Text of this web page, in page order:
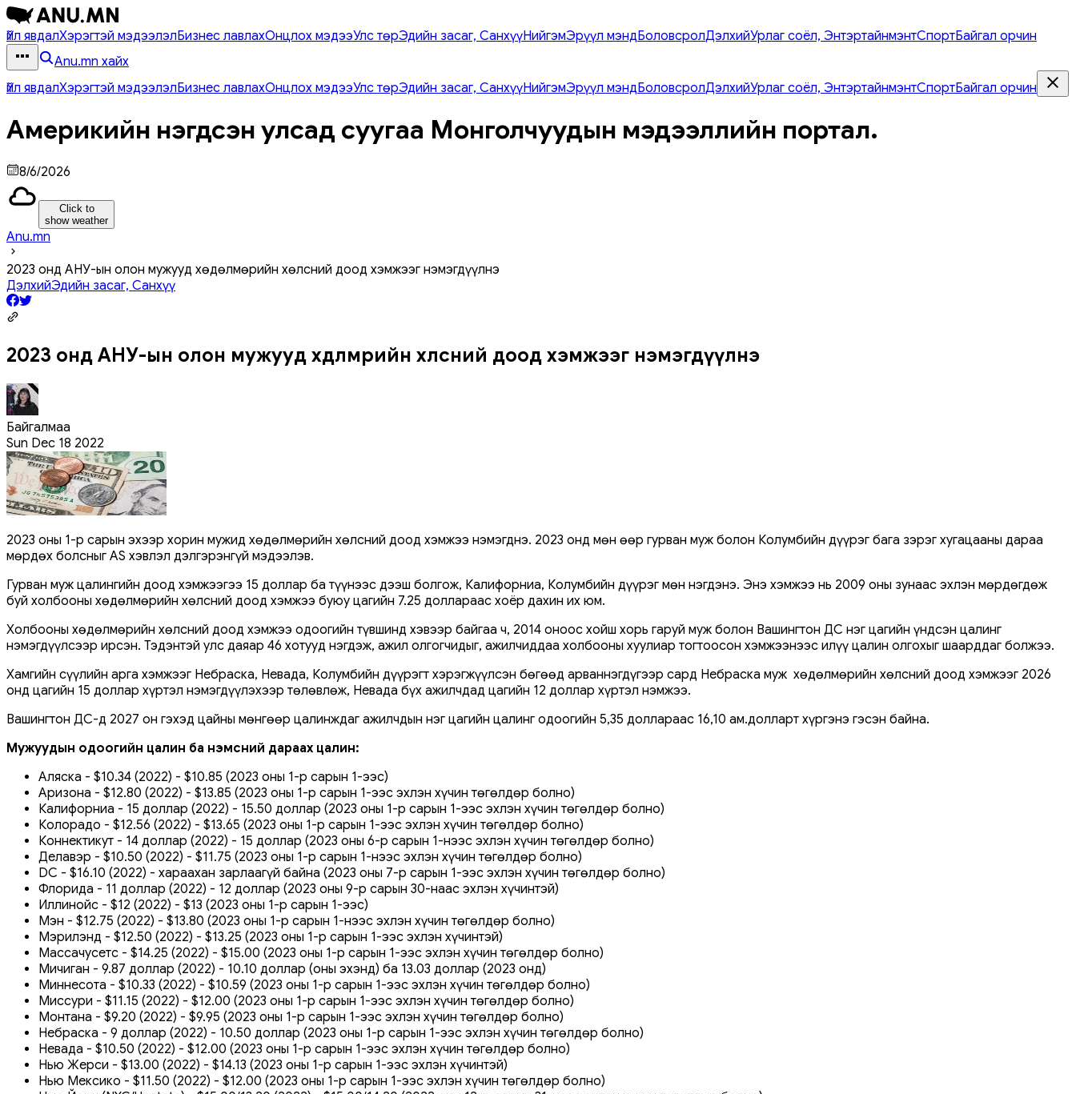
Үйл явдалХэрэгтэй мэдээлэлБизнес лавлахОнцлох мэдээУлс төрЭдийн засаг, СанхүүНийгэмЭрүүл мэндБоловсролДэлхийУрлаг соёл, ЭнтэртайнмэнтСпортБайгал орчин
Anu.mn хайх
Үйл явдалХэрэгтэй мэдээлэлБизнес лавлахОнцлох мэдээУлс төрЭдийн засаг, СанхүүНийгэмЭрүүл мэндБоловсролДэлхийУрлаг соёл, ЭнтэртайнмэнтСпортБайгал орчин
Америкийн нэгдсэн улсад суугаа Монголчуудын мэдээллийн портал.
8/6/2026
Click to
show weather
Anu.mn
2023 онд АНУ-ын олон мужууд хөдөлмөрийн хөлсний доод хэмжээг нэмэгдүүлнэ
ДэлхийЭдийн засаг, Санхүү
2023 онд АНУ-ын олон мужууд хөдөлмөрийн хөлсний доод хэмжээг нэмэгдүүлнэ
Байгалмаа
Sun Dec 18 2022
2023 оны 1-р сарын эхээр хорин мужид хөдөлмөрийн хөлсний доод хэмжээ нэмэгднэ. 2023 онд мөн өөр гурван муж болон Колумбийн дүүрэг бага зэрэг хугацааны дараа
мөрдөх болсныг AS хэвлэл дэлгэрэнгүй мэдээлэв.
Гурван муж цалингийн доод хэмжээгээ 15 доллар ба түүнээс дээш болгож, Калифорниа, Колумбийн дүүрэг мөн нэгдэнэ. Энэ хэмжээ нь 2009 оны зунаас эхлэн мөрдөгдөж
буй холбооны хөдөлмөрийн хөлсний доод хэмжээ буюу цагийн 7.25 доллараас хоёр дахин их юм.
Холбооны хөдөлмөрийн хөлсний доод хэмжээ одоогийн түвшинд хэвээр байгаа ч, 2014 оноос хойш хорь гаруй муж болон Вашингтон ДС нэг цагийн үндсэн цалинг
нэмэгдүүлсээр ирсэн. Тэдэнтэй улс даяар 46 хотууд нэгдэж, ажил олгогчидыг, ажилчиддаа холбооны хуулиар тогтоосон хэмжээнээс илүү цалин олгохыг шаарддаг болжээ.
Хамгийн сүүлийн арга хэмжээг Небраска, Невада, Колумбийн дүүрэгт хэрэгжүүлсэн бөгөөд арваннэгдүгээр сард Небраска муж хөдөлмөрийн хөлсний доод хэмжээг 2026
онд цагийн 15 доллар хүртэл нэмэгдүүлэхээр төлөвлөж, Невада бүх ажилчдад цагийн 12 доллар хүртэл нэмжээ.
Вашингтон ДС-д 2027 он гэхэд цайны мөнгөөр цалинждаг ажилчдын нэг цагийн цалинг одоогийн 5,35 доллараас 16,10 ам.долларт хүргэнэ гэсэн байна.
Мужуудын одоогийн цалин ба нэмсний дараах цалин:
Аляска - $10.34 (2022) - $10.85 (2023 оны 1-р сарын 1-ээс)
Аризона - $12.80 (2022) - $13.85 (2023 оны 1-р сарын 1-ээс эхлэн хүчин төгөлдөр болно)
Калифорниа - 15 доллар (2022) - 15.50 доллар (2023 оны 1-р сарын 1-ээс эхлэн хүчин төгөлдөр болно)
Колорадо - $12.56 (2022) - $13.65 (2023 оны 1-р сарын 1-ээс эхлэн хүчин төгөлдөр болно)
Коннектикут - 14 доллар (2022) - 15 доллар (2023 оны 6-р сарын 1-нээс эхлэн хүчин төгөлдөр болно)
Делавэр - $10.50 (2022) - $11.75 (2023 оны 1-р сарын 1-нээс эхлэн хүчин төгөлдөр болно)
DC - $16.10 (2022) - хараахан зарлаагүй байна (2023 оны 7-р сарын 1-ээс эхлэн хүчин төгөлдөр болно)
Флорида - 11 доллар (2022) - 12 доллар (2023 оны 9-р сарын 30-наас эхлэн хүчинтэй)
Иллинойс - $12 (2022) - $13 (2023 оны 1-р сарын 1-ээс)
Мэн - $12.75 (2022) - $13.80 (2023 оны 1-р сарын 1-нээс эхлэн хүчин төгөлдөр болно)
Мэрилэнд - $12.50 (2022) - $13.25 (2023 оны 1-р сарын 1-ээс эхлэн хүчинтэй)
Массачусетс - $14.25 (2022) - $15.00 (2023 оны 1-р сарын 1-ээс эхлэн хүчин төгөлдөр болно)
Мичиган - 9.87 доллар (2022) - 10.10 доллар (оны эхэнд) ба 13.03 доллар (2023 онд)
Миннесота - $10.33 (2022) - $10.59 (2023 оны 1-р сарын 1-ээс эхлэн хүчин төгөлдөр болно)
Миссури - $11.15 (2022) - $12.00 (2023 оны 1-р сарын 1-ээс эхлэн хүчин төгөлдөр болно)
Монтана - $9.20 (2022) - $9.95 (2023 оны 1-р сарын 1-ээс эхлэн хүчин төгөлдөр болно)
Небраска - 9 доллар (2022) - 10.50 доллар (2023 оны 1-р сарын 1-ээс эхлэн хүчин төгөлдөр болно)
Невада - $10.50 (2022) - $12.00 (2023 оны 1-р сарын 1-ээс эхлэн хүчин төгөлдөр болно)
Нью Жерси - $13.00 (2022) - $14.13 (2023 оны 1-р сарын 1-ээс эхлэн хүчинтэй)
Нью Мексико - $11.50 (2022) - $12.00 (2023 оны 1-р сарын 1-ээс эхлэн хүчин төгөлдөр болно)